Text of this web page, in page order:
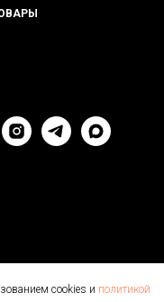
cookies и политикой